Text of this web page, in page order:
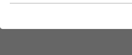
VORTRAGSREIHE ZUR
„UNTERNEHMENSÜBERTRAGUNG